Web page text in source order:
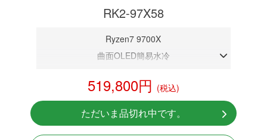
RK2-97X58
Ryzen7 9700X
曲面OLED簡易水冷
RTX 5080 16GB
NVMeSSD 1TB
無線LAN Bluetooth対応
519,800円 (税込)
ただいま品切れ中です。